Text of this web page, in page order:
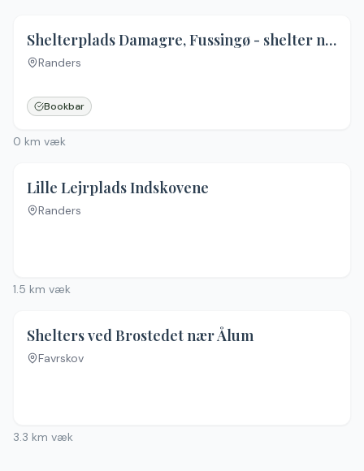
Shelterplads Damagre, Fussingø - shelter nr. 4 (ikke bookbar)
Randers
Bookbar
0 km væk
Lille Lejrplads Indskovene
Randers
1.5 km væk
Shelters ved Brostedet nær Ålum
Favrskov
3.3 km væk